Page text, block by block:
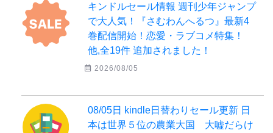
キンドルセール情報 週刊少年ジャンプ
で大人気！『さむわんへるつ』最新4
巻配信開始！恋愛・ラブコメ特集！
他,全19件 追加されました！
2026/08/05
08/05日 kindle日替わりセール更新 日
本は世界５位の農業大国 大嘘だらけ